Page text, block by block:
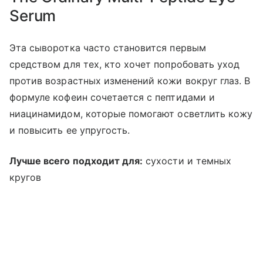
Serum
Эта сыворотка часто становится первым
средством для тех, кто хочет попробовать уход
против возрастных изменений кожи вокруг глаз. В
формуле кофеин сочетается с пептидами и
ниацинамидом, которые помогают осветлить кожу
и повысить ее упругость.
Лучше всего подходит для: сухости и темных
кругов